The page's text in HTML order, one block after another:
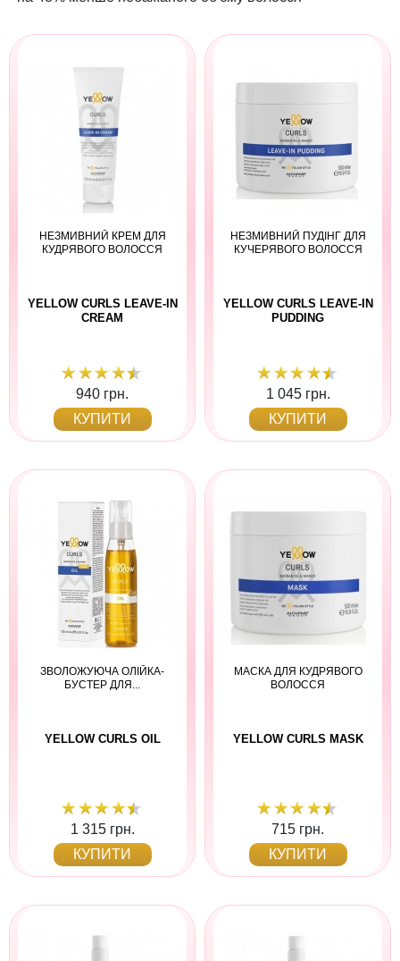
НЕЗМИВНИЙ КРЕМ ДЛЯ
КУДРЯВОГО ВОЛОССЯ
YELLOW CURLS LEAVE-IN
CREAM
940 грн.
КУПИТИ
НЕЗМИВНИЙ ПУДІНГ ДЛЯ
КУЧЕРЯВОГО ВОЛОССЯ
YELLOW CURLS LEAVE-IN
PUDDING
1 045 грн.
КУПИТИ
ЗВОЛОЖУЮЧА ОЛІЙКА-
БУСТЕР ДЛЯ...
YELLOW CURLS OIL
1 315 грн.
КУПИТИ
МАСКА ДЛЯ КУДРЯВОГО
ВОЛОССЯ
YELLOW CURLS MASK
715 грн.
КУПИТИ